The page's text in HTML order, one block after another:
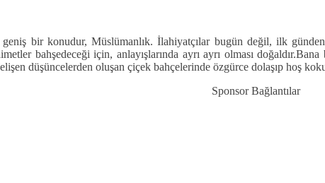
geniş bir konudur, Müslümanlık. İlahiyatçılar bugün değil, ilk
bahşedeceği için, anlayışlarında ayrı ayrı olması doğaldır.Bana
düşüncelerden oluşan çiçek bahçelerinde özgürce dolaşıp hoş
Sponsor Bağlantılar